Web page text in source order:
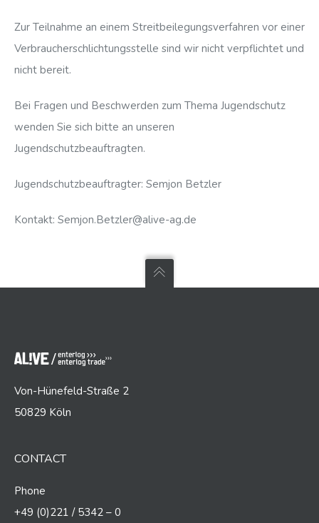
Zur Teilnahme an einem Streitbeilegungsverfahren vor einer
Verbraucherschlichtungsstelle sind wir nicht verpflichtet und
nicht bereit.
Bei Fragen und Beschwerden zum Thema Jugendschutz
wenden Sie sich bitte an unseren
Jugendschutzbeauftragten.
Jugendschutzbeauftragter: Semjon Betzler
Kontakt: Semjon.Betzler@alive-ag.de
Von-Hünefeld-Straße 2
50829 Köln
CONTACT
Phone
+49 (0)221 / 5342 – 0